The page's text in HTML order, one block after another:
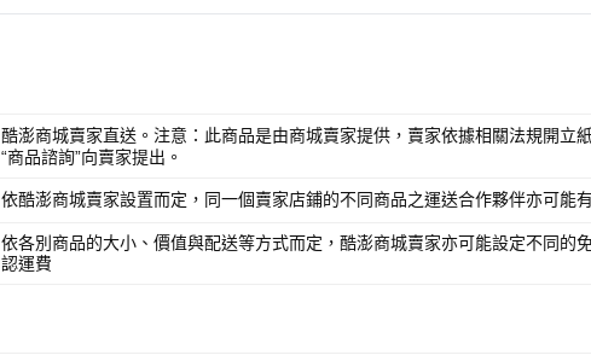
酷澎商城賣家直送。注意：此商品是由商城賣家提供，賣家依據相關法規開
“商品諮詢”向賣家提出。
依酷澎商城賣家設置而定，同一個賣家店鋪的不同商品之運送合作夥伴亦可能
依各別商品的大小、價值與配送等方式而定，酷澎商城賣家亦可能設定不同的
認運費